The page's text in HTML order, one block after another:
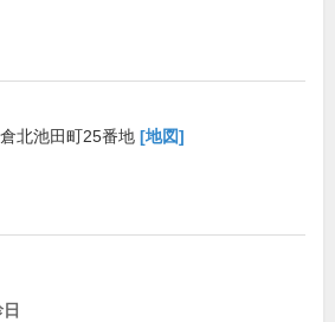
北池田町25番地 [地図]